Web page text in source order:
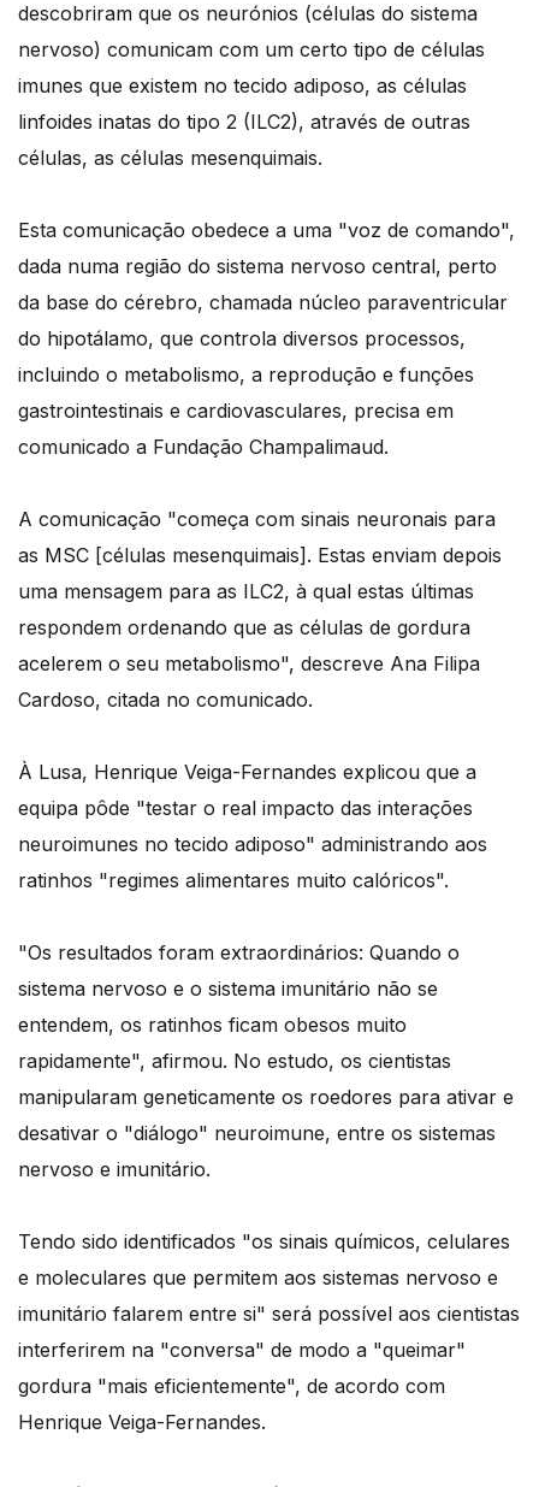
descobriram que os neurónios (células do sistema
nervoso) comunicam com um certo tipo de células
imunes que existem no tecido adiposo, as células
linfoides inatas do tipo 2 (ILC2), através de outras
células, as células mesenquimais.
Esta comunicação obedece a uma "voz de comando",
dada numa região do sistema nervoso central, perto
da base do cérebro, chamada núcleo paraventricular
do hipotálamo, que controla diversos processos,
incluindo o metabolismo, a reprodução e funções
gastrointestinais e cardiovasculares, precisa em
comunicado a Fundação Champalimaud.
A comunicação "começa com sinais neuronais para
as MSC [células mesenquimais]. Estas enviam depois
uma mensagem para as ILC2, à qual estas últimas
respondem ordenando que as células de gordura
acelerem o seu metabolismo", descreve Ana Filipa
Cardoso, citada no comunicado.
À Lusa, Henrique Veiga-Fernandes explicou que a
equipa pôde "testar o real impacto das interações
neuroimunes no tecido adiposo" administrando aos
ratinhos "regimes alimentares muito calóricos".
"Os resultados foram extraordinários: Quando o
sistema nervoso e o sistema imunitário não se
entendem, os ratinhos ficam obesos muito
rapidamente", afirmou. No estudo, os cientistas
manipularam geneticamente os roedores para ativar e
desativar o "diálogo" neuroimune, entre os sistemas
nervoso e imunitário.
Tendo sido identificados "os sinais químicos, celulares
e moleculares que permitem aos sistemas nervoso e
imunitário falarem entre si" será possível aos cientistas
interferirem na "conversa" de modo a "queimar"
gordura "mais eficientemente", de acordo com
Henrique Veiga-Fernandes.